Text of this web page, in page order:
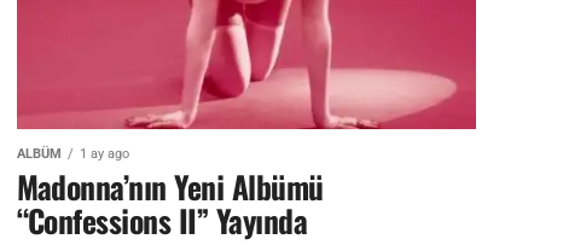
ALBÜM 1 ay ago
Madonna’nın Yeni Albümü
“Confessions II” Yayında